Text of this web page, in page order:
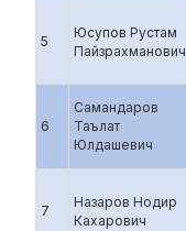
5
Юсупов Рустам
Пайзрахманович
6
Самандаров
Таълат
Юлдашевич
7
Назаров Нодир
Кахарович